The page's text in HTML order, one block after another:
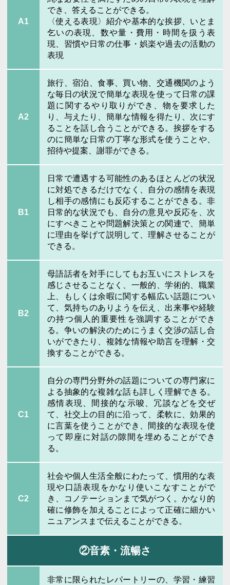
A1
でき、答えることができる。
〈使える表現〉紹介や基本的な挨拶、いとま
乞いの表現、数や量・費用・時間を扱う表
現、習慣や日常の仕事・娯楽や過去の活動の
表現
A2
旅行、宿泊、食事、買い物、交通機関のよう
な毎日の状況で簡単な表現を使って日常の課
題に関するやり取りができ、物を要求した
り、与えたり、簡単な情報を得たり、次にす
ることを話し合うことができる。挨拶をする
のに簡単な日常の丁寧な形式を使うことや、
招待や提案、謝罪ができる。
B1
日常で遭遇する可能性のあるほとんどの状況
に対処できるだけでなく、自分の感情を表現
し相手の感情にも反応することができる。非
日常的な状況でも、自分の意見や反応を、次
にすべきことや問題解決策との関連で、簡単
に理由を挙げて説明して、理解させることが
できる。
B2
母語話者を対手にしてもお互いにストレスを
感じさせることなく、一般的、学術的、職業
上、もしくは余暇に関する幅広い話題につい
て、気持ちのありようを伝え、出来事や経験
の持つ個人的重要性を強調することができ
る。争いの解決のためにうまく交渉の話し合
いができたり、複雑な情報や助言を理解・交
換することができる。
C1
自分の専門分野外の話題についての専門家に
よる抽象的な複雑な話も詳しく理解できる。
感情表現、間接的な示唆、冗談などを交ぜ
て、社交上の目的に沿って、柔軟に、効果的
に言葉を使うことができ、間接的な表現を使
って即座に対話の隙間を埋めることができ
る。
C2
社会や個人生活全般にわたって、慣用的な表
現や口語表現をかなり使いこなすことがで
き、コノテーションまで気がつく。かなり的
確に修飾を加えることによって正確に細かい
ニュアンスまで伝えることができる。
②音素・流暢さ
非常に限られたレパートリーの、学習・練習